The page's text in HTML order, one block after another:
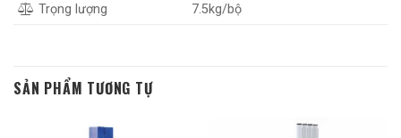
Trọng lượng
7.5kg/bộ
SẢN PHẨM TƯƠNG TỰ